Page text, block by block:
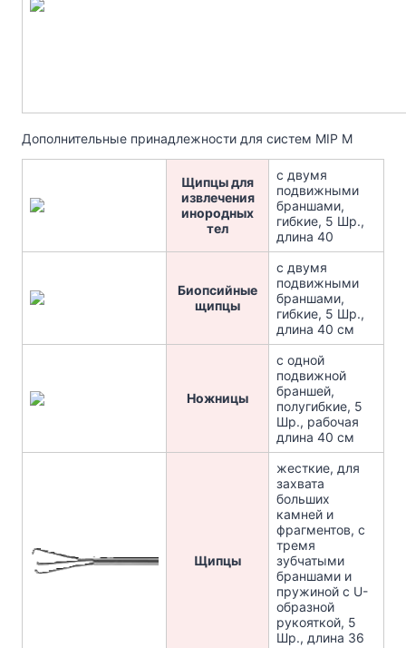
Дополнительные принадлежности для систем MIP M
Щипцы для
извлечения
инородных
тел
с двумя
подвижными
браншами,
гибкие, 5 Шр.,
длина 40
Биопсийные
щипцы
с двумя
подвижными
браншами,
гибкие, 5 Шр.,
длина 40 см
Ножницы
с одной
подвижной
браншей,
полугибкие, 5
Шр., рабочая
длина 40 см
Щипцы
жесткие, для
захвата
больших
камней и
фрагментов, с
тремя
зубчатыми
браншами и
пружиной с U-
образной
рукояткой, 5
Шр., длина 36